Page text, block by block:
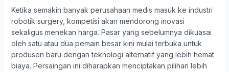
Ketika semakin banyak perusahaan medis masuk ke industri
robotik surgery, kompetisi akan mendorong inovasi
sekaligus menekan harga. Pasar yang sebelumnya dikuasai
oleh satu atau dua pemain besar kini mulai terbuka untuk
produsen baru dengan teknologi alternatif yang lebih hemat
biaya. Persaingan ini diharapkan menciptakan pilihan lebih